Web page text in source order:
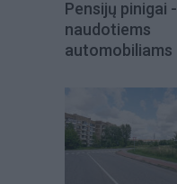
Pensijų pinigai -
naudotiems
automobiliams